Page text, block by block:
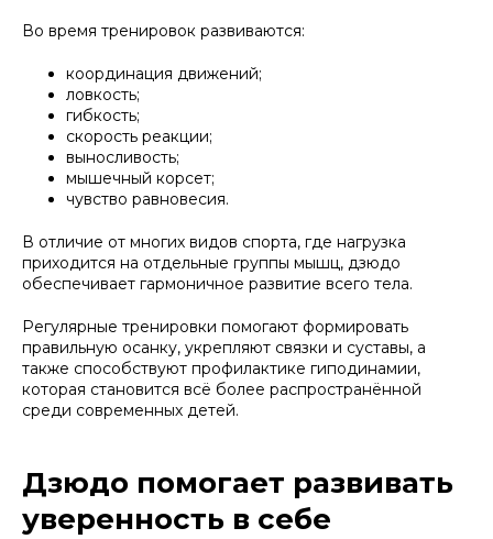
Во время тренировок развиваются:
координация движений;
ловкость;
гибкость;
скорость реакции;
выносливость;
мышечный корсет;
чувство равновесия.
В отличие от многих видов спорта, где нагрузка
приходится на отдельные группы мышц, дзюдо
обеспечивает гармоничное развитие всего тела.
Регулярные тренировки помогают формировать
правильную осанку, укрепляют связки и суставы, а
также способствуют профилактике гиподинамии,
которая становится всё более распространённой
среди современных детей.
Дзюдо помогает развивать
уверенность в себе